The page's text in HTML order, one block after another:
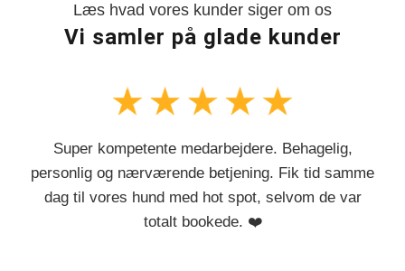
Læs hvad vores kunder siger om os
Vi samler på glade kunder
Super kompetente medarbejdere. Behagelig,
personlig og nærværende betjening. Fik tid samme
dag til vores hund med hot spot, selvom de var
totalt bookede. ❤️